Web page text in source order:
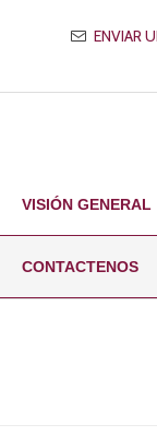
VISIÓN GENERAL
CONTACTENOS